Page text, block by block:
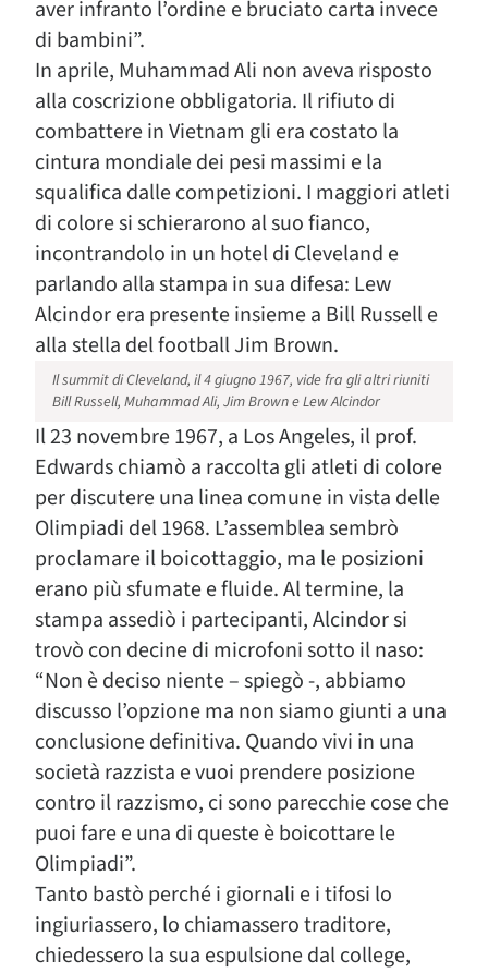
aver infranto l’ordine e bruciato carta invece
di bambini”.
In aprile, Muhammad Ali non aveva risposto
alla coscrizione obbligatoria. Il rifiuto di
combattere in Vietnam gli era costato la
cintura mondiale dei pesi massimi e la
squalifica dalle competizioni. I maggiori atleti
di colore si schierarono al suo fianco,
incontrandolo in un hotel di Cleveland e
parlando alla stampa in sua difesa: Lew
Alcindor era presente insieme a Bill Russell e
alla stella del football Jim Brown.
Il summit di Cleveland, il 4 giugno 1967, vide fra gli altri riuniti
Bill Russell, Muhammad Ali, Jim Brown e Lew Alcindor
Il 23 novembre 1967, a Los Angeles, il prof.
Edwards chiamò a raccolta gli atleti di colore
per discutere una linea comune in vista delle
Olimpiadi del 1968. L’assemblea sembrò
proclamare il boicottaggio, ma le posizioni
erano più sfumate e fluide. Al termine, la
stampa assediò i partecipanti, Alcindor si
trovò con decine di microfoni sotto il naso:
“Non è deciso niente – spiegò -, abbiamo
discusso l’opzione ma non siamo giunti a una
conclusione definitiva. Quando vivi in una
società razzista e vuoi prendere posizione
contro il razzismo, ci sono parecchie cose che
puoi fare e una di queste è boicottare le
Olimpiadi”.
Tanto bastò perché i giornali e i tifosi lo
ingiuriassero, lo chiamassero traditore,
chiedessero la sua espulsione dal college,